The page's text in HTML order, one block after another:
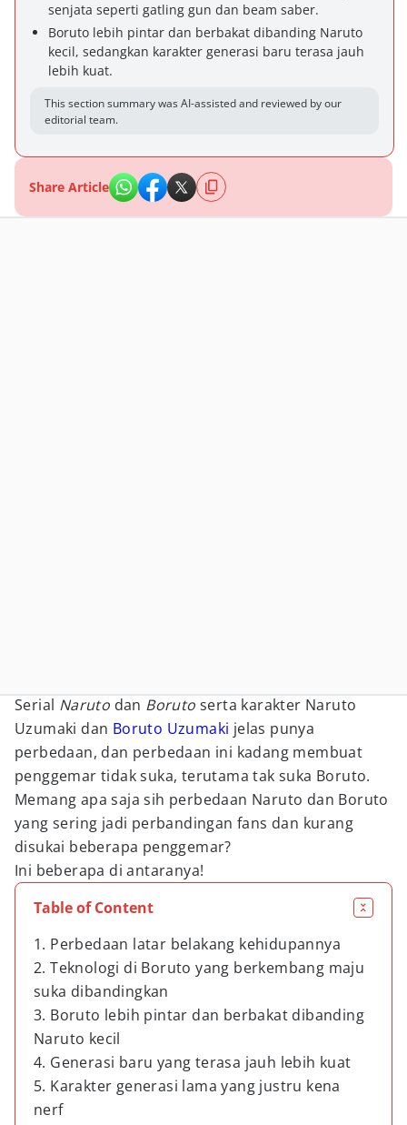
senjata seperti gatling gun dan beam saber.
Boruto lebih pintar dan berbakat dibanding Naruto
kecil, sedangkan karakter generasi baru terasa jauh
lebih kuat.
This section summary was AI-assisted and reviewed by our
editorial team.
Share Article
Serial Naruto dan Borutoserta karakter Naruto
Uzumaki dan Boruto Uzumaki jelas punya
perbedaan, dan perbedaan ini kadang membuat
penggemar tidak suka, terutama tak suka Boruto.
Memang apa saja sih perbedaan Naruto dan Boruto
yang sering jadi perbandingan fans dan kurang
disukai beberapa penggemar?
Ini beberapa di antaranya!
Table of Content
1. Perbedaan latar belakang kehidupannya
2. Teknologi di Boruto yang berkembang maju
suka dibandingkan
3. Boruto lebih pintar dan berbakat dibanding
Naruto kecil
4. Generasi baru yang terasa jauh lebih kuat
5. Karakter generasi lama yang justru kena
nerf